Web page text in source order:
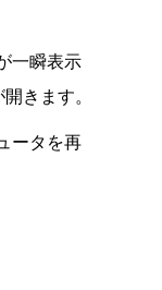
一瞬表示
きます。
ータを再